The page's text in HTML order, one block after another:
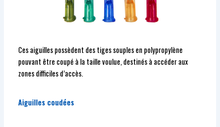
Ces aiguilles possèdent des tiges souples en polypropylène
pouvant être coupé à la taille voulue, destinés à accéder aux
zones difficiles d’accès.
Aiguilles coudées